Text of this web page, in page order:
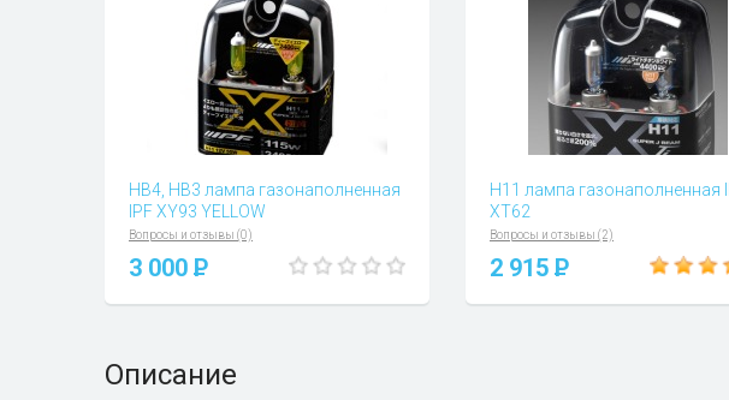
HВ4, НВ3 лампа газонаполненная
IPF XY93 YELLOW
Вопросы и отзывы (0)
3 000 P
H11 лампа газонаполненная
XT62
Вопросы и отзывы (2)
2 915 P
Описание